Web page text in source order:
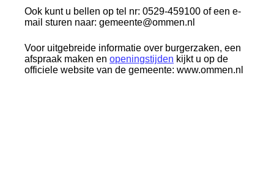
Ook kunt u bellen op tel nr: 0529-459100 of een e-
mail sturen naar: gemeente@ommen.nl
Voor uitgebreide informatie over burgerzaken, een
afspraak maken enopeningstijden kijkt u op de
officiele website van de gemeente: www.ommen.nl